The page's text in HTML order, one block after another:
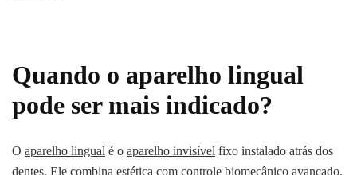
Quando o aparelho lingual
pode ser mais indicado?
O aparelho lingual é o aparelho invisível fixo instalado atrás dos
dentes. Ele combina estética com controle biomecânico avançado.